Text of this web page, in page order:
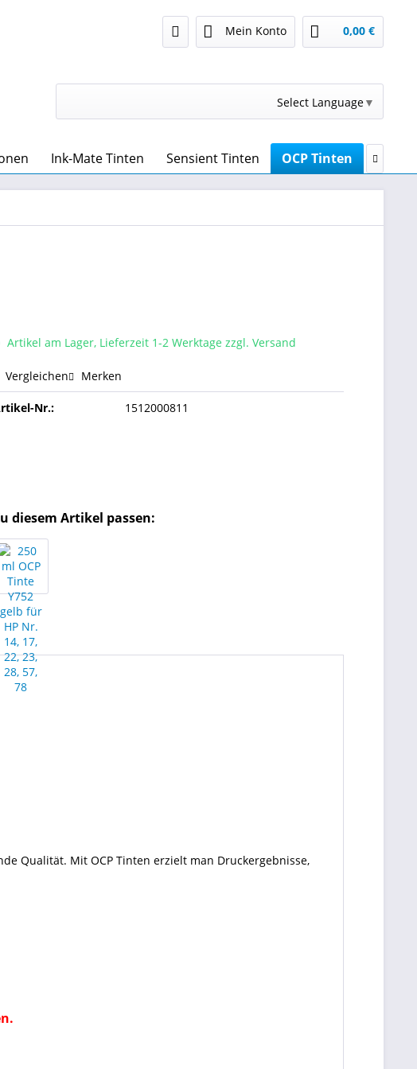
Mein Konto 0,00 €
Select Language▼
Ink-Mate Tinten Sensient Tinten OCP Tinten 
Artikel am Lager, Lieferzeit 1-2 Werktage zzgl. Versand
Vergleichen Merken
Nr.: 1512000811
diesem Artikel passen:
Qualität. Mit OCP Tinten erzielt man Druckergebnisse,